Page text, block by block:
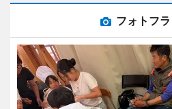
フォトフ